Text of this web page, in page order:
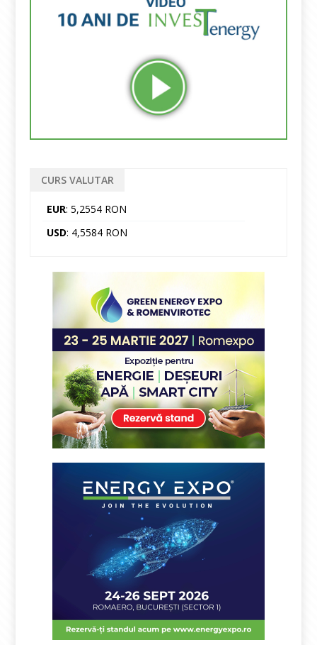
CURS VALUTAR
EUR: 5,2554 RON
USD: 4,5584 RON